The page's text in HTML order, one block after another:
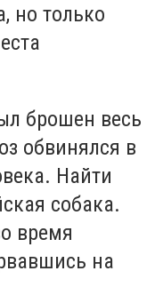
но только
брошен весь
обвинялся в
Найти
собака.
время
на